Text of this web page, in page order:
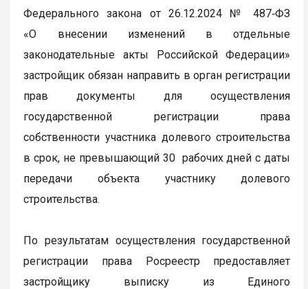
Федерального закона от 26.12.2024 № 487‑ФЗ
«О внесении изменений в отдельные
законодательные акты Российской Федерации»
застройщик обязан направить в орган регистрации
прав документы для осуществления
государственной регистрации права
собственности участника долевого строительства
в срок, не превышающий 30 рабочих дней с даты
передачи объекта участнику долевого
строительства.
По результатам осуществления государственной
регистрации права Росреестр предоставляет
застройщику выписку из Единого